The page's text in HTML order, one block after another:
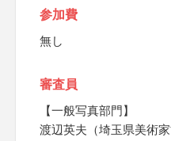
参加費
無し
審査員
【一般写真部門】
渡辺英夫（埼玉県美術